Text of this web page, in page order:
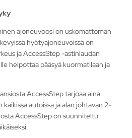
ajoneuvoosi on uskomattoman
hyötyajoneuvoissa on
ja AccessStep -astinlaudan
helpottaa pääsyä kuormatilaan ja
AccessStep tarjoaa aina
autoissa ja alan johtavan 2-
AccessStep on suunniteltu